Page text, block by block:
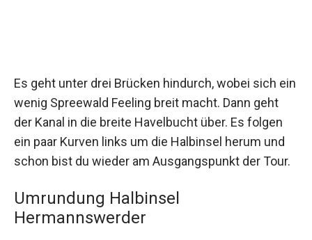
Es geht unter drei Brücken hindurch, wobei sich ein
wenig Spreewald Feeling breit macht. Dann geht
der Kanal in die breite Havelbucht über. Es folgen
ein paar Kurven links um die Halbinsel herum und
schon bist du wieder am Ausgangspunkt der Tour.
Umrundung Halbinsel
Hermannswerder